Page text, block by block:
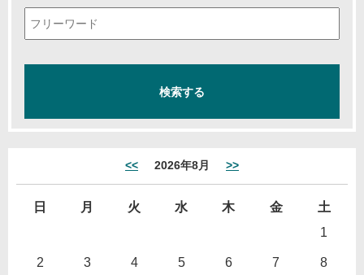
<< 2026年8月 >>
日 月 火 水 木 金
土
1
2 3 4 5 6 7 8